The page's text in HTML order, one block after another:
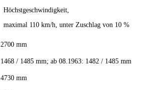
Höchstgeschwindigkeit,
maximal 110 km/h, unter Zuschlag von 10 %
2700 mm
1468 / 1485 mm; ab 08.1963: 1482 / 1485 mm
4730 mm